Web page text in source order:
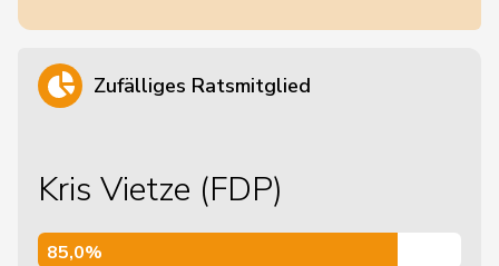
Zufälliges Ratsmitglied
Kris Vietze (FDP)
85,0%
85,0%